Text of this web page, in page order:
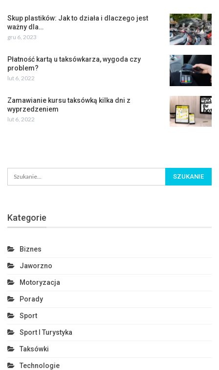
Skup plastików: Jak to działa i dlaczego jest
ważny dla…
gru 6, 2023
Płatność kartą u taksówkarza, wygoda czy
problem?
lut 6, 2022
Zamawianie kursu taksówką kilka dni z
wyprzedzeniem
lut 6, 2022
Kategorie
Biznes
Jaworzno
Motoryzacja
Porady
Sport
Sport I Turystyka
Taksówki
Technologie